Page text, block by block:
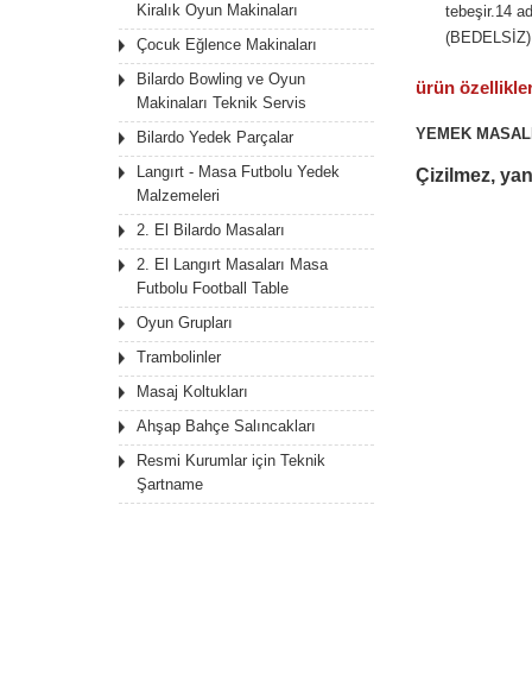
Kiralık Oyun Makinaları
Çocuk Eğlence Makinaları
Bilardo Bowling ve Oyun
Makinaları Teknik Servis
Bilardo Yedek Parçalar
Langırt - Masa Futbolu Yedek
Malzemeleri
2. El Bilardo Masaları
2. El Langırt Masaları Masa
Futbolu Football Table
Oyun Grupları
Trambolinler
Masaj Koltukları
Ahşap Bahçe Salıncakları
Resmi Kurumlar için Teknik
Şartname
tebeşir.14
(BEDELSİZ)
ürün
YEMEK
Çizilmez,